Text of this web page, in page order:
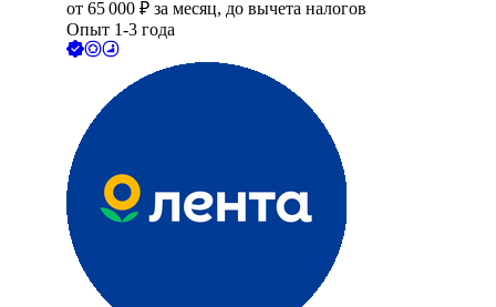
от 65 000 ₽ за месяц, до вычета налогов
Опыт 1-3 года